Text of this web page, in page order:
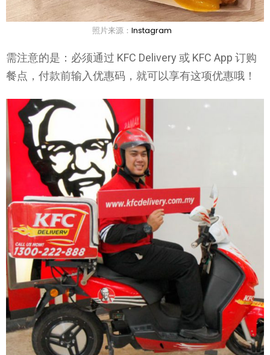
照片来源： Instagram
需注意的是：必须通过 KFC Delivery 或 KFC App 订购
餐点，付款前输入优惠码，就可以享有这项优惠哦！